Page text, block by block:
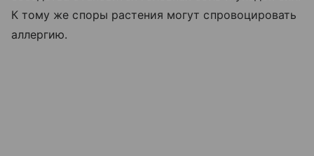
К тому же споры растения могут спровоцировать
аллергию.